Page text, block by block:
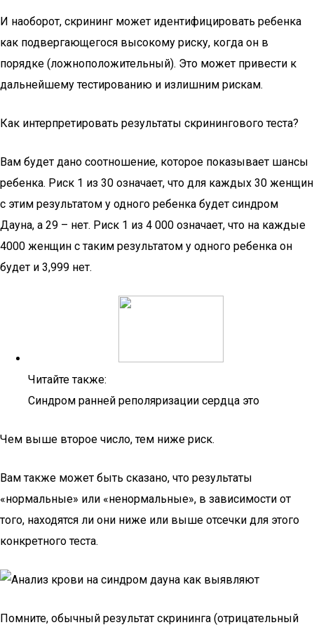
И наоборот, скрининг может идентифицировать ребенка
как подвергающегося высокому риску, когда он в
порядке (ложноположительный). Это может привести к
дальнейшему тестированию и излишним рискам.
Как интерпретировать результаты скринингового теста?
Вам будет дано соотношение, которое показывает шансы
ребенка. Риск 1 из 30 означает, что для каждых 30 женщин
с этим результатом у одного ребенка будет синдром
Дауна, а 29 – нет. Риск 1 из 4 000 означает, что на каждые
4000 женщин с таким результатом у одного ребенка он
будет и 3,999 нет.
Читайте также:
Синдром ранней реполяризации сердца это
Чем выше второе число, тем ниже риск.
Вам также может быть сказано, что результаты
«нормальные» или «ненормальные», в зависимости от
того, находятся ли они ниже или выше отсечки для этого
конкретного теста.
Помните, обычный результат скрининга (отрицательный